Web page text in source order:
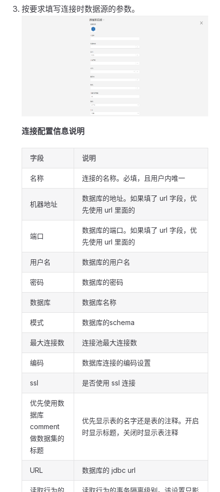
按要求填写连接时数据源的参数。
连接配置信息说明
字段 说明
名称 连接的名称。必填，且用户内唯一
机器地址
数据库的地址。如果填了 url 字段，优
先使用 url 里面的
端口
数据库的端口。如果填了 url 字段，优
先使用 url 里面的
用户名 数据库的用户名
密码 数据库的密码
数据库 数据库名称
模式 数据库的schema
最大连接数 连接池最大连接数
编码 数据库连接的编码设置
ssl 是否使用 ssl 连接
优先使用数
据库
comment
做数据集的
标题
优先显示表的名字还是表的注释。开启
时显示标题，关闭时显示表注释
URL 数据库的 jdbc url